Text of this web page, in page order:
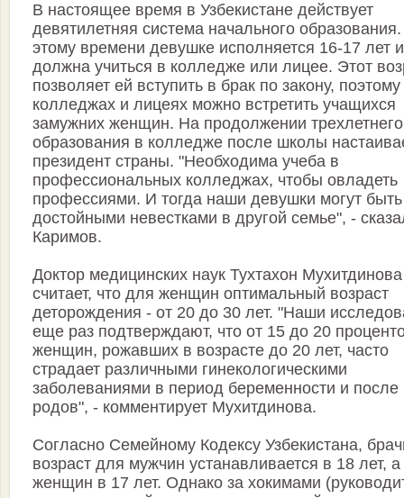
В настоящее время в Узбекистане действует
девятилетняя система начального
этому времени девушке исполняется 16-17 лет
должна учиться в колледже или лицее. Этот
позволяет ей вступить в брак по закону,
колледжах и лицеях можно встретить учащихся
замужних женщин. На продолжении трехлетнего
образования в колледже после школы
президент страны. "Необходима учеба в
профессиональных колледжах, чтобы овладеть
профессиями. И тогда наши девушки могут быть
достойными невестками в другой семье", -
Каримов.
Доктор медицинских наук Тухтахон Мухитдинова
считает, что для женщин оптимальный возраст
деторождения - от 20 до 30 лет. "Наши
еще раз подтверждают, что от 15 до 20
женщин, рожавших в возрасте до 20 лет, часто
страдает различными гинекологическими
заболеваниями в период беременности и после
родов", - комментирует Мухитдинова.
Согласно Семейному Кодексу Узбекистана,
возраст для мужчин устанавливается в 18 лет,
женщин в 17 лет. Однако за хокимами